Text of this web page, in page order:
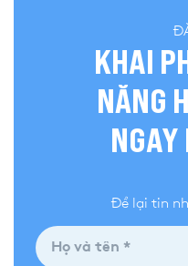
KHAI
NĂNG
Để lại tin